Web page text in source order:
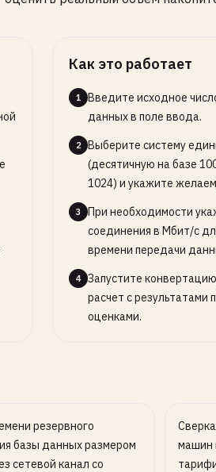
Как это работает
1
Введите исходное
данных в поле ввода.
2
Выберите систему
(десятичную на базе
1024) и укажите
3
При необходимости
соединения в Мбит/с
времени передачи
4
Запустите
расчет с
оценками.
резервного
базы данных размером
сетевой канал со
машин